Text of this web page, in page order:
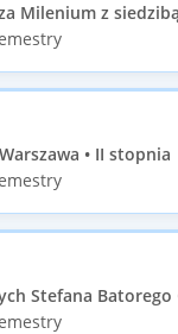
Milenium z
• II stopnia
Stefana Batorego